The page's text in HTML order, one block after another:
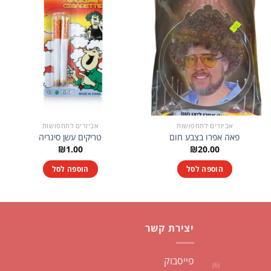
אביזרים לתחפושות
פאה אפרו בצבע חום
₪20.00
הוספה לסל
אביזרים לתחפושות
טריקים עשן סיגריה
₪1.00
הוספה לסל
(6)
יצירת קשר
פייסבוק